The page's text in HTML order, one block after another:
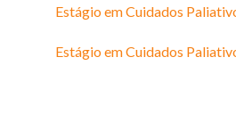
Estágio em Cuidados
Estágio em Cuidados